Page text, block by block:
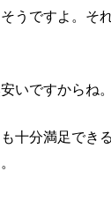
うですよ。そ
いですからね。
十分満足でき